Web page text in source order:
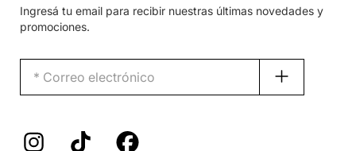
Ingresá tu email para recibir nuestras últimas novedades y
promociones.